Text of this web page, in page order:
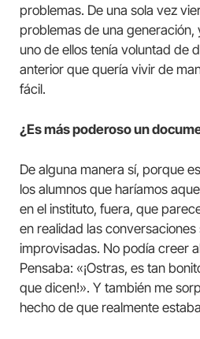
problemas. De una sola vez
problemas de una generación,
uno de ellos tenía voluntad de
anterior que quería vivir de
fácil.
¿Es más poderoso un
De alguna manera sí, porque
los alumnos que haríamos
en el instituto, fuera, que
en realidad las
improvisadas. No podía creer
Pensaba: «¡Ostras, es tan
que dicen!». Y también me
hecho de que realmente